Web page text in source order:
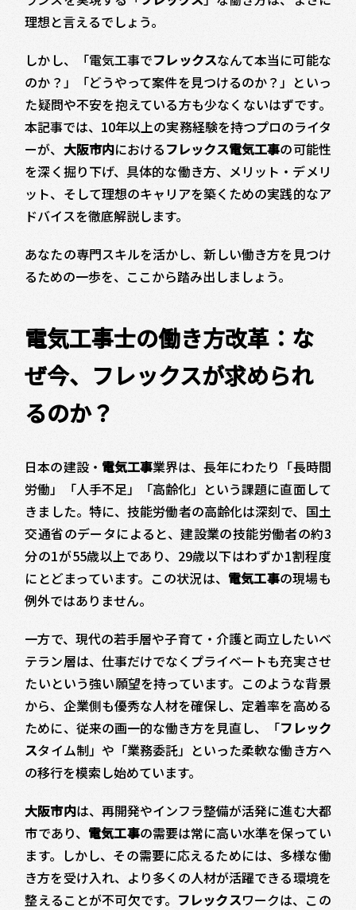
理想と言えるでしょう。
しかし、「電気工事でフレックスなんて本当に可能な
のか？」「どうやって案件を見つけるのか？」といっ
た疑問や不安を抱えている方も少なくないはずです。
本記事では、10年以上の実務経験を持つプロのライタ
ーが、 大阪市内におけるフレックス電気工事の可能性
を深く掘り下げ、具体的な働き方、メリット・デメリ
ット、そして理想のキャリアを築くための実践的なア
ドバイスを徹底解説します。
あなたの専門スキルを活かし、新しい働き方を見つけ
るための一歩を、ここから踏み出しましょう。
電気工事士の働き方改革：な
ぜ今、フレックスが求められ
るのか？
日本の建設・ 電気工事業界は、長年にわたり「長時間
労働」「人手不足」「高齢化」という課題に直面して
きました。特に、技能労働者の高齢化は深刻で、国土
交通省のデータによると、建設業の技能労働者の約3
分の1が55歳以上であり、29歳以下はわずか1割程度
にとどまっています。この状況は、 電気工事の現場も
例外ではありません。
一方で、現代の若手層や子育て・介護と両立したいベ
テラン層は、仕事だけでなくプライベートも充実させ
たいという強い願望を持っています。このような背景
から、企業側も優秀な人材を確保し、定着率を高める
ために、従来の画一的な働き方を見直し、「フレック
スタイム制」や「業務委託」といった柔軟な働き方へ
の移行を模索し始めています。
大阪市内は、再開発やインフラ整備が活発に進む大都
市であり、 電気工事の需要は常に高い水準を保ってい
ます。しかし、その需要に応えるためには、多様な働
き方を受け入れ、より多くの人材が活躍できる環境を
整えることが不可欠です。 フレックスワークは、この